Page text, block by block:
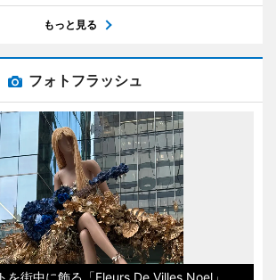
もっと見る
フォトフラッシュ